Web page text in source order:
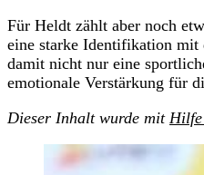
Für Heldt zählt aber noch
eine starke Identifikation
damit nicht nur eine
emotionale Verstärkung für
Dieser Inhalt wurde mit